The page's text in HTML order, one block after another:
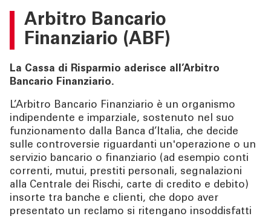
Arbitro Bancario
Finanziario (ABF)
La Cassa di Risparmio aderisce all’Arbitro
Bancario Finanziario.
L’Arbitro Bancario Finanziario è un organismo
indipendente e imparziale, sostenuto nel suo
funzionamento dalla Banca d’Italia, che decide
sulle controversie riguardanti un'operazione o un
servizio bancario o finanziario (ad esempio conti
correnti, mutui, prestiti personali, segnalazioni
alla Centrale dei Rischi, carte di credito e debito)
insorte tra banche e clienti, che dopo aver
presentato un reclamo si ritengano insoddisfatti